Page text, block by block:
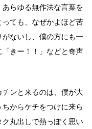
らゆる無作法な言葉を
ても、なぜかよほど苦
ないし、僕の方にも一
きー！！」などと奇声
ンと来るのは、僕が大
からケチをつけに来ら
丸出しで熱っぽく思い